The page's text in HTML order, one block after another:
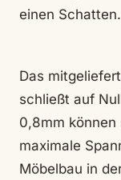
einen Schatten.
Das
schließt auf
0,8mm können
maximale
Möbelbau in